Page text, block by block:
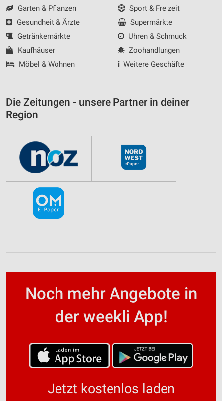
Garten & Pflanzen
Gesundheit & Ärzte
Getränkemärkte
Kaufhäuser
Möbel & Wohnen
Sport & Freizeit
Supermärkte
Uhren & Schmuck
Zoohandlungen
Weitere Geschäfte
Die Zeitungen - unsere Partner in deiner
Region
Noch mehr Angebote in
der weekli App!
Jetzt kostenlos laden